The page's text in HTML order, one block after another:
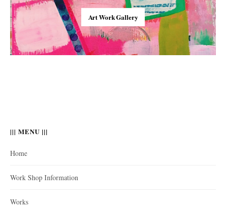
Art Work Gallery
||| MENU |||
Home
Work Shop Information
Works